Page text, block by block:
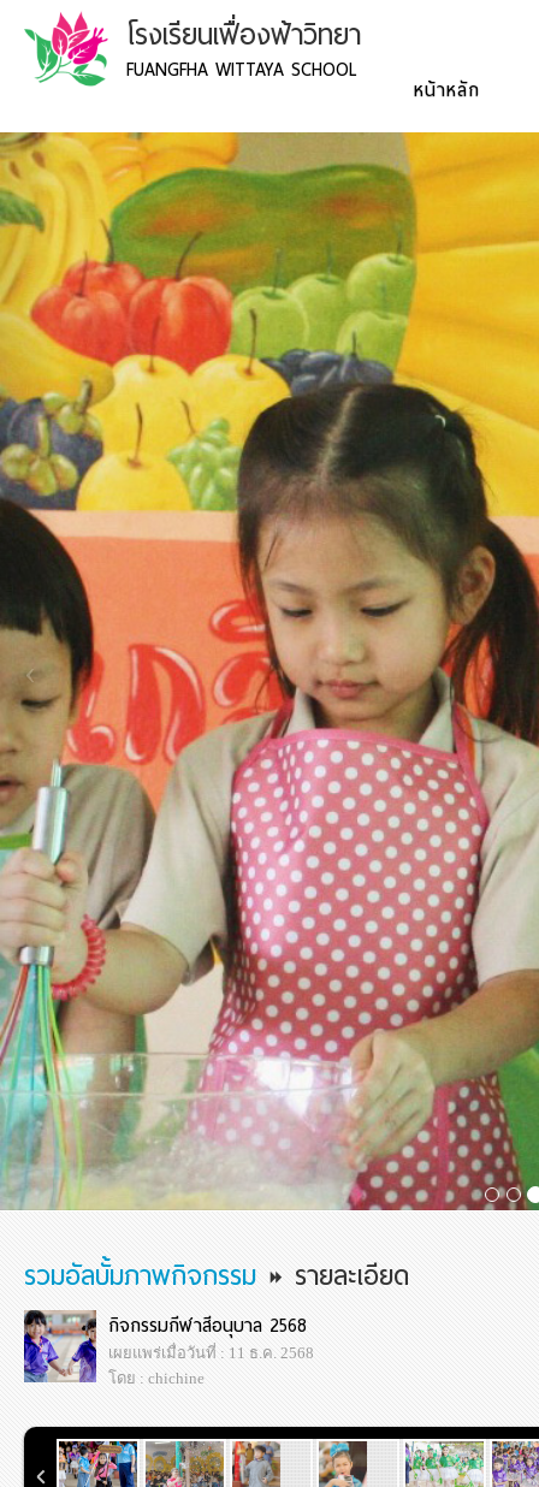
โรงเรียนเฟื่องฟ้าวิทยา
FUANGFHA WITTAYA SCHOOL
หน้าหลัก
รวมอัลบั้มภาพกิจกรรม รายละเอียด
กิจกรรมกีฬาสีอนุบาล 2568
เผยแพร่เมื่อวันที่ : 11 ธ.ค. 2568
โดย : chichine